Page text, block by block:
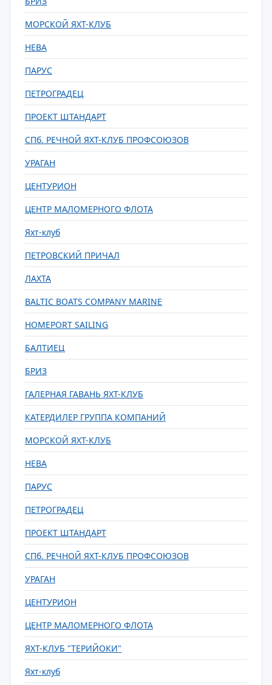
МОРСКОЙ ЯХТ-КЛУБ
НЕВА
ПАРУС
ПЕТРОГРАДЕЦ
ПРОЕКТ ШТАНДАРТ
СПб. РЕЧНОЙ ЯХТ-КЛУБ ПРОФСОЮЗОВ
УРАГАН
ЦЕНТУРИОН
ЦЕНТР МАЛОМЕРНОГО ФЛОТА
Яхт-клуб
ПЕТРОВСКИЙ ПРИЧАЛ
ЛАХТА
BALTIC BOATS COMPANY MARINE
HOMEPORT SAILING
БАЛТИЕЦ
БРИЗ
ГАЛЕРНАЯ ГАВАНЬ ЯХТ-КЛУБ
КАТЕРДИЛЕР ГРУППА КОМПАНИЙ
МОРСКОЙ ЯХТ-КЛУБ
НЕВА
ПАРУС
ПЕТРОГРАДЕЦ
ПРОЕКТ ШТАНДАРТ
СПб. РЕЧНОЙ ЯХТ-КЛУБ ПРОФСОЮЗОВ
УРАГАН
ЦЕНТУРИОН
ЦЕНТР МАЛОМЕРНОГО ФЛОТА
ЯХТ-КЛУБ "ТЕРИЙОКИ"
Яхт-клуб